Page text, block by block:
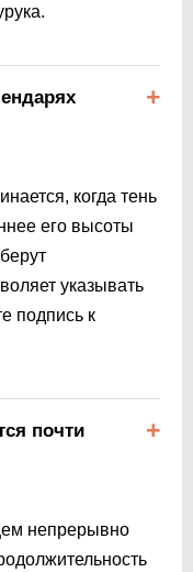
когда тень
его высоты
указывать
подпись к
почти
непрерывно